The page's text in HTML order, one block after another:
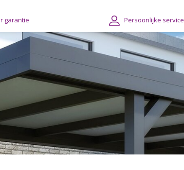
garantie Persoonlijke service